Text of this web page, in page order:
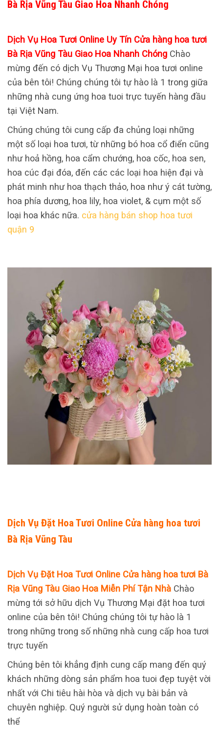
Bà Rịa Vũng Tàu Giao Hoa Nhanh Chóng
Dịch Vụ Hoa Tươi Online Uy Tín Cửa hàng hoa tươi
Bà Rịa Vũng Tàu Giao Hoa Nhanh Chóng Chào
mừng đến có dịch Vụ Thương Mại hoa tươi online
của bên tôi! Chúng chúng tôi tự hào là 1 trong giữa
những nhà cung ứng hoa tuoi trực tuyến hàng đầu
tại Việt Nam.
Chúng chúng tôi cung cấp đa chủng loại những
một số loại hoa tươi, từ những bó hoa cổ điển cũng
như hoả hồng, hoa cẩm chướng, hoa cốc, hoa sen,
hoa cúc đại đóa, đến các các loại hoa hiện đại và
phát minh như hoa thạch thảo, hoa như ý cát tường,
hoa phía dương, hoa lily, hoa violet, & cụm một số
loại hoa khác nữa. cửa hàng bán shop hoa tươi
quận 9
Dịch Vụ Đặt Hoa Tươi Online Cửa hàng hoa tươi
Bà Rịa Vũng Tàu
Dịch Vụ Đặt Hoa Tươi Online Cửa hàng hoa tươi Bà
Rịa Vũng Tàu Giao Hoa Miễn Phí Tận Nhà Chào
mừng tới sở hữu dịch Vụ Thương Mại đặt hoa tươi
online của bên tôi! Chúng chúng tôi tự hào là 1
trong những trong số những nhà cung cấp hoa tươi
trực tuyến
Chúng bên tôi khẳng định cung cấp mang đến quý
khách những dòng sản phẩm hoa tuoi đẹp tuyệt vời
nhất với Chi tiêu hài hòa và dịch vụ bài bản và
chuyên nghiệp. Quý người sử dụng hoàn toàn có
thể